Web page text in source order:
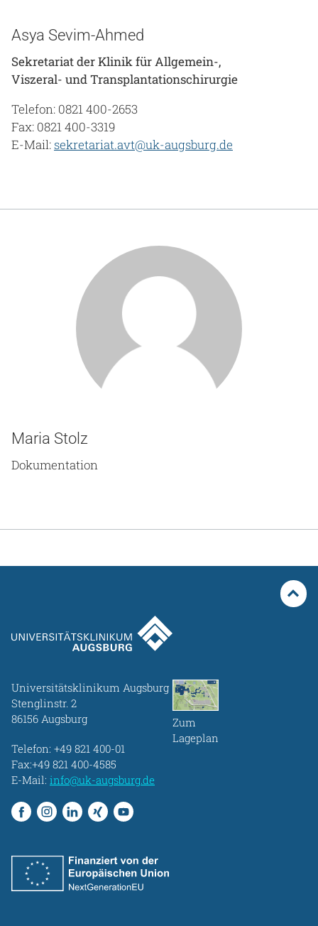
Asya Sevim-Ahmed
Sekretariat der Klinik für Allgemein-,
Viszeral- und Transplantationschirurgie
Telefon: 0821 400-2653
Fax: 0821 400-3319
E-Mail:sekretariat.avt@uk-augsburg.de
Maria Stolz
Dokumentation
Universitätsklinikum Augsburg
Stenglinstr. 2
86156 Augsburg
Telefon: +49 821 400-01
Fax:+49 821 400-4585
E-Mail: info@uk-augsburg.de
Zum
Lageplan